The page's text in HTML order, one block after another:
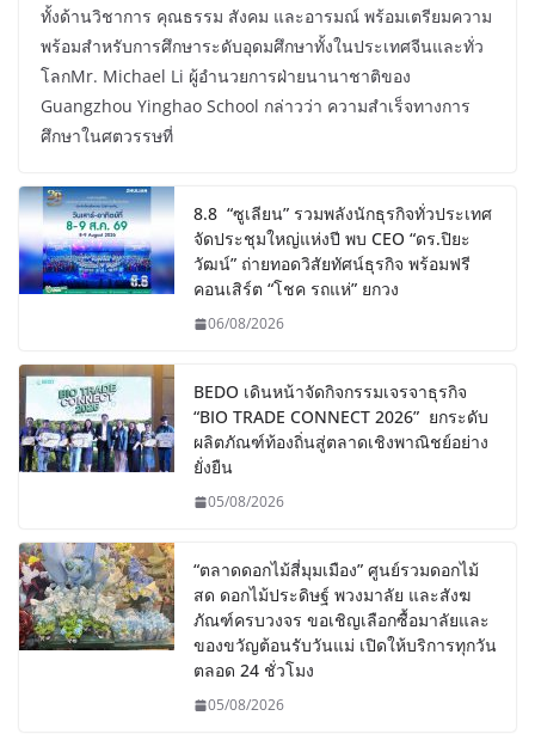
ทั้งด้านวิชาการ คุณธรรม สังคม และอารมณ์ พร้อมเตรียมความ
พร้อมสำหรับการศึกษาระดับอุดมศึกษาทั้งในประเทศจีนและทั่ว
โลกMr. Michael Li ผู้อำนวยการฝ่ายนานาชาติของ
Guangzhou Yinghao School กล่าวว่า ความสำเร็จทางการ
ศึกษาในศตวรรษที่
8.8 “ซูเลียน” รวมพลังนักธุรกิจทั่วประเทศ
จัดประชุมใหญ่แห่งปี พบ CEO “ดร.ปิยะ
วัฒน์” ถ่ายทอดวิสัยทัศน์ธุรกิจ พร้อมฟรี
คอนเสิร์ต “โชค รถแห่” ยกวง
06/08/2026
BEDO เดินหน้าจัดกิจกรรมเจรจาธุรกิจ
“BIO TRADE CONNECT 2026” ยกระดับ
ผลิตภัณฑ์ท้องถิ่นสู่ตลาดเชิงพาณิชย์อย่าง
ยั่งยืน
05/08/2026
“ตลาดดอกไม้สี่มุมเมือง” ศูนย์รวมดอกไม้
สด ดอกไม้ประดิษฐ์ พวงมาลัย และสังฆ
ภัณฑ์ครบวงจร ขอเชิญเลือกซื้อมาลัยและ
ของขวัญต้อนรับวันแม่ เปิดให้บริการทุกวัน
ตลอด 24 ชั่วโมง
05/08/2026